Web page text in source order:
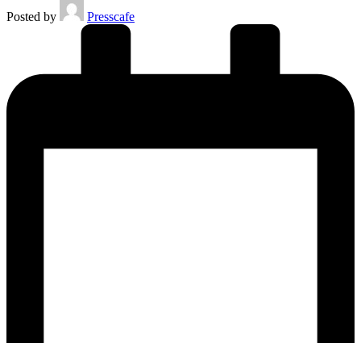
Posted by Presscafe